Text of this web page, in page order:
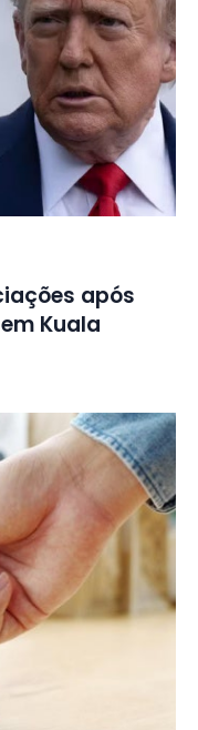
após
Kuala